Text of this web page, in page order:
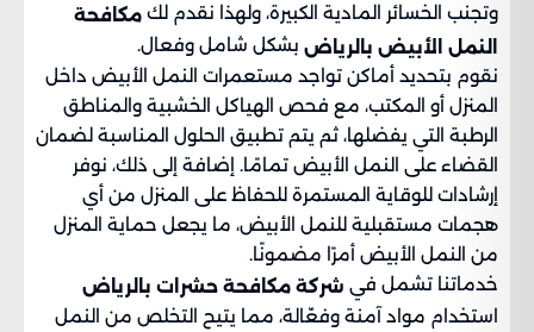
وتجنب الخسائر المادية الكبيرة، ولهذا نقدم لك مكافحة
النمل الأبيض بالرياض بشكل شامل وفعال.
نقوم بتحديد أماكن تواجد مستعمرات النمل الأبيض داخل
المنزل أو المكتب، مع فحص الهياكل الخشبية والمناطق
الرطبة التي يفضلها، ثم يتم تطبيق الحلول المناسبة لضمان
القضاء على النمل الأبيض تمامًا. إضافة إلى ذلك، نوفر
إرشادات للوقاية المستمرة للحفاظ على المنزل من أي
هجمات مستقبلية للنمل الأبيض، ما يجعل حماية المنزل
من النمل الأبيض أمرًا مضمونًا.
خدماتنا تشمل في شركة مكافحة حشرات بالرياض
استخدام مواد آمنة وفعّالة، مما يتيح التخلص من النمل